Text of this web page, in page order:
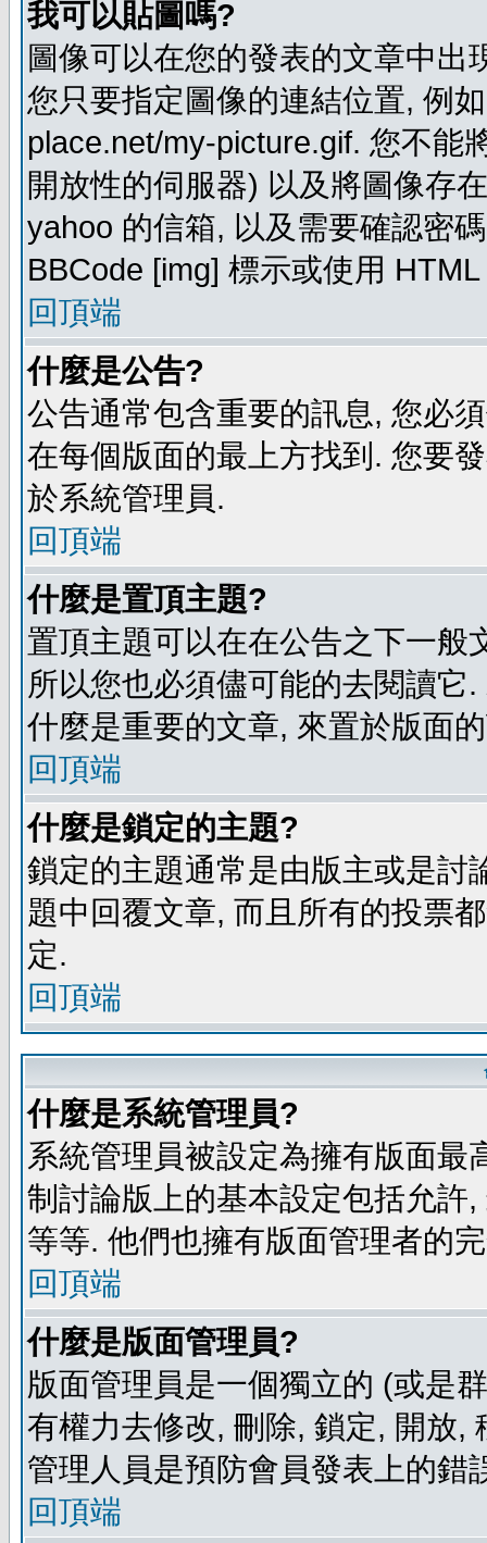
我可以貼圖嗎?
圖像可以在您的發表的文章中
您只要指定圖像的連結位置, 例
place.net/my-picture.gif. 您不能
開放性的伺服器) 以及將圖像存
yahoo 的信箱, 以及需要確認密
BBCode [img] 標示或使用
回頂端
什麼是公告?
公告通常包含重要的訊息, 您必
在每個版面的最上方找到. 您要
於系統管理員.
回頂端
什麼是置頂主題?
置頂主題可以在在公告之下一般
所以您也必須儘可能的去閱讀
什麼是重要的文章, 來置於版面
回頂端
什麼是鎖定的主題?
鎖定的主題通常是由版主或是討
題中回覆文章, 而且所有的投票
定.
回頂端
什麼是系統管理員?
系統管理員被設定為擁有版面最
制討論版上的基本設定包括允許
等等. 他們也擁有版面管理者的
回頂端
什麼是版面管理員?
版面管理員是一個獨立的 (或是
有權力去修改, 刪除, 鎖定, 開放,
管理人員是預防會員發表上的錯
回頂端